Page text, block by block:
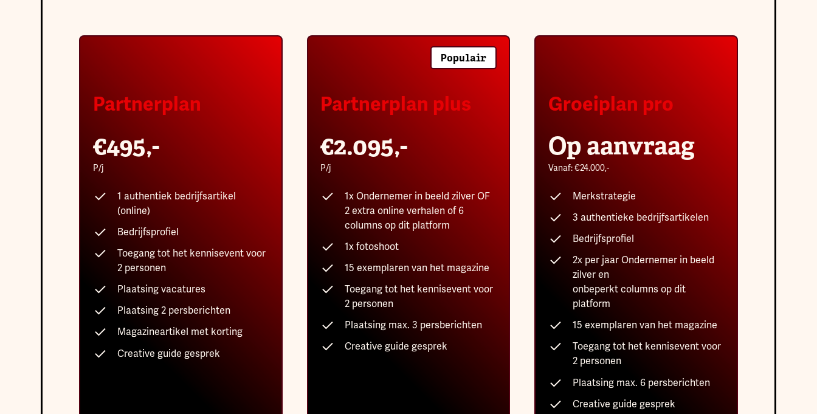
Partnerplan
€495,-
P/j
1 authentiek bedrijfsartikel
(online)
Bedrijfsprofiel
Toegang tot het kennisevent voor
2 personen
Plaatsing vacatures
Plaatsing 2 persberichten
Magazineartikel met korting
Creative guide gesprek
Populair
Partnerplan plus
€2.095,-
P/j
1x Ondernemer in beeld zilver OF
2 extra online verhalen of 6
columns op dit platform
1x fotoshoot
15 exemplaren van het magazine
Toegang tot het kennisevent voor
2 personen
Plaatsing max. 3 persberichten
Creative guide gesprek
Groeiplan pro
Op aanvraag
Vanaf: €24.000,-
Merkstrategie
3 authentieke bedrijfsartikelen
Bedrijfsprofiel
2x per jaar Ondernemer in beeld
zilver en
onbeperkt columns op dit
platform
15 exemplaren van het magazine
Toegang tot het kennisevent voor
2 personen
Plaatsing max. 6 persberichten
Creative guide gesprek